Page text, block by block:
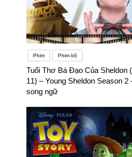
Phim Phim bộ
Tuổi Thơ Bá Đạo Của Sheldon
11) – Young Sheldon Season 2
song ngữ